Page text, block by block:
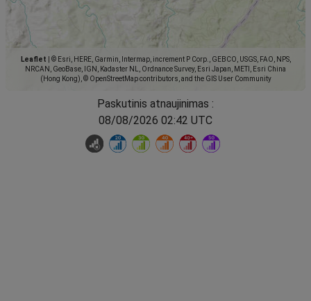
Leaflet
© Esri, HERE, Garmin, Intermap, increment P Corp., GEBCO, USGS, FAO, NPS,
NRCAN, GeoBase, IGN, Kadaster NL, Ordnance Survey, Esri Japan, METI, Esri China
(Hong Kong), © OpenStreetMap contributors, and the GIS User Community
Paskutinis atnaujinimas :
08/08/2026 02:42 UTC